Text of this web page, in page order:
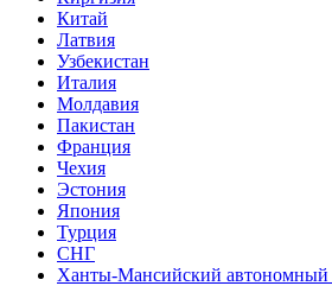
Китай
Латвия
Узбекистан
Италия
Молдавия
Пакистан
Франция
Чехия
Эстония
Япония
Турция
СНГ
Ханты-Мансийский автономный